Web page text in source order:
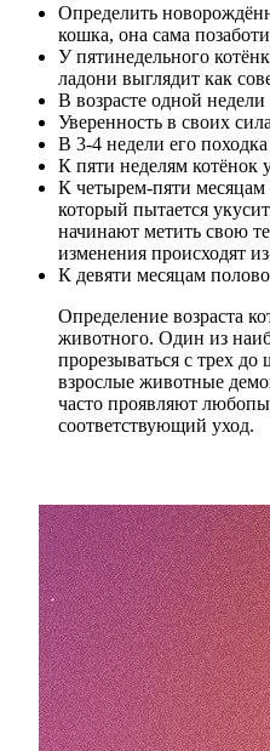
Определить
кошка, она сама
У пятинедельного
ладони выглядит как
В возрасте одной
Уверенность в своих
В 3-4 недели его
К пяти неделям котёнок
К четырем-пяти месяцам
который пытается
начинают метить свою
изменения происходят
К девяти месяцам
Определение возраста
животного. Один из
прорезываться с трех
взрослые животные
часто проявляют
соответствующий уход.